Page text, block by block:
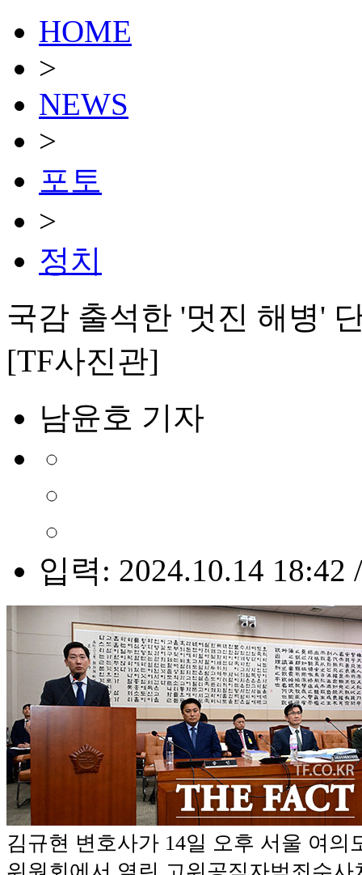
HOME
>
NEWS
>
포토
>
정치
국감 출석한 '멋진 해병'
[TF사진관]
남윤호 기자
입력: 2024.10.14 18:42
김규현 변호사가 14일 오후 서울 여의